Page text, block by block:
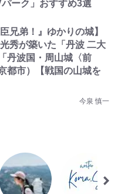
パーク」おすすめ3選
兄弟！』ゆかりの城】
秀が築いた「丹波 二大
丹波国・周山城〈前
都市）【戦国の山城を
今泉 慎一